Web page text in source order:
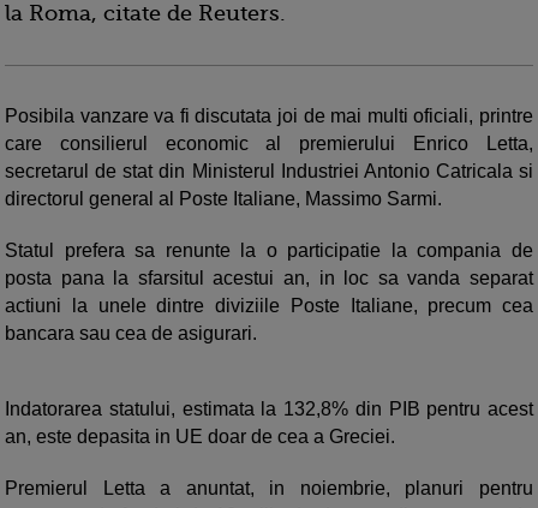
la Roma, citate de Reuters.
Posibila vanzare va fi discutata joi de mai multi oficiali, printre
care consilierul economic al premierului Enrico Letta,
secretarul de stat din Ministerul Industriei Antonio Catricala si
directorul general al Poste Italiane, Massimo Sarmi.
Statul prefera sa renunte la o participatie la compania de
posta pana la sfarsitul acestui an, in loc sa vanda separat
actiuni la unele dintre diviziile Poste Italiane, precum cea
bancara sau cea de asigurari.
Indatorarea statului, estimata la 132,8% din PIB pentru acest
an, este depasita in UE doar de cea a Greciei.
Premierul Letta a anuntat, in noiembrie, planuri pentru